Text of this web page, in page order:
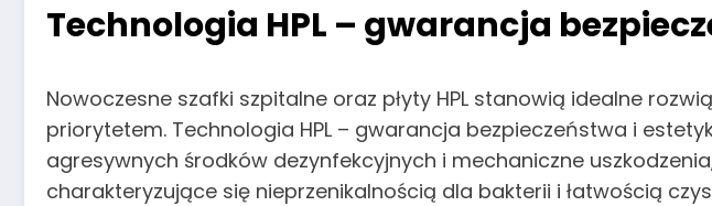
Technologia HPL – gwarancja
Nowoczesne szafki szpitalne oraz płyty HPL stanowią idealne
priorytetem. Technologia HPL – gwarancja bezpieczeństwa i
agresywnych środków dezynfekcyjnych i mechaniczne
charakteryzujące się nieprzenikalnością dla bakterii i łatwością